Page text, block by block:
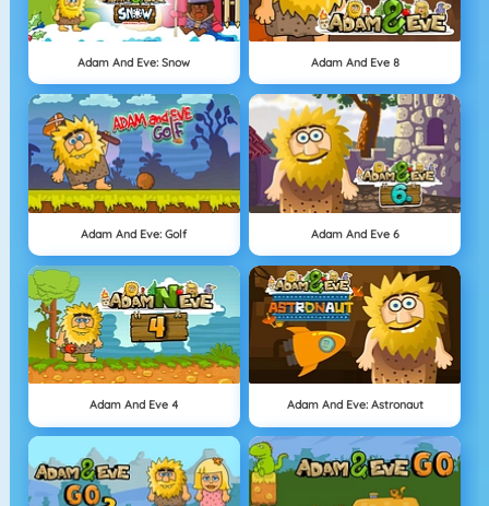
Adam And Eve: Snow Adam And Eve 8
Adam And Eve: Golf Adam And Eve 6
Adam And Eve 4 Adam And Eve: Astronaut